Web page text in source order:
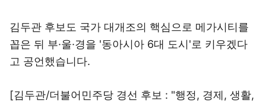
김두관 후보도 국가 대개조의 핵심으로 메가시티를
꼽은 뒤 부·울·경을 '동아시아 6대 도시'로 키우겠다
고 공언했습니다.
[김두관/더불어민주당 경선 후보 : "행정, 경제, 생활,